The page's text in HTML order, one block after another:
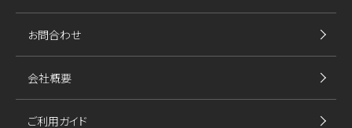
お問合わせ
会社概要
ご利用ガイド